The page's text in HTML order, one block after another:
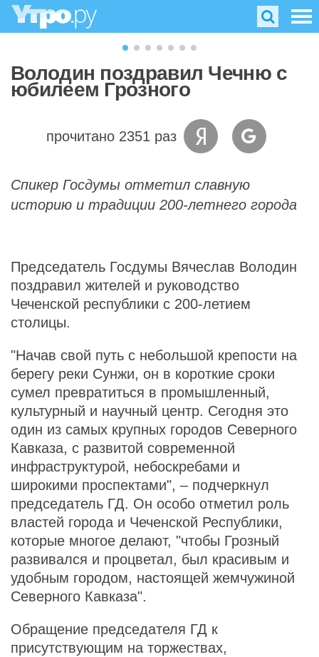
Володин поздравил Чечню с
юбилеем Грозного
прочитано 2351 раз
Спикер Госдумы отметил славную
историю и традиции 200-летнего города
Председатель Госдумы Вячеслав Володин
поздравил жителей и руководство
Чеченской республики с 200-летием
столицы.
"Начав свой путь с небольшой крепости на
берегу реки Сунжи, он в короткие сроки
сумел превратиться в промышленный,
культурный и научный центр. Сегодня это
один из самых крупных городов Северного
Кавказа, с развитой современной
инфраструктурой, небоскребами и
широкими проспектами", – подчеркнул
председатель ГД. Он особо отметил роль
властей города и Чеченской Республики,
которые многое делают, "чтобы Грозный
развивался и процветал, был красивым и
удобным городом, настоящей жемчужиной
Северного Кавказа".
Обращение председателя ГД к
присутствующим на торжествах,